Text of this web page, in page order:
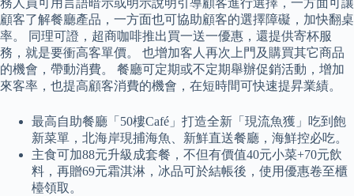
顧客了解餐廳產品，一方面也可協助顧客的選擇障礙，加快翻桌
率。 同理可證，超商咖啡推出買一送一優惠，還提供寄杯服
務，就是要衝高客單價。 也增加客人再次上門及購買其它商品
的機會，帶動消費。 餐廳可定期或不定期舉辦促銷活動，增加
來客率，也提高顧客消費的機會，在短時間可快速提昇業績。
最高自助餐廳「50樓Café」打造全新「現流魚獲」吃到飽
新菜單，北海岸現捕海魚、新鮮直送餐廳，海鮮控必吃。
主食可加88元升級成套餐，不但有價值40元小菜+70元飲
料，再贈69元霜淇淋，冰品可於結帳後，使用優惠卷至櫃
檯領取。